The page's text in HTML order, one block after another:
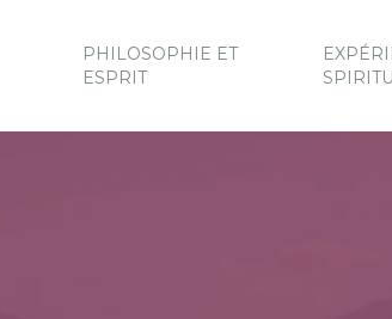
PHILOSOPHIE ET
ESPRIT